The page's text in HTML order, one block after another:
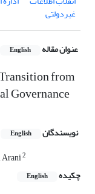
غیردولتی
عنوان مقاله English
from
Governance
نویسندگان English
Arani2
چکیده English